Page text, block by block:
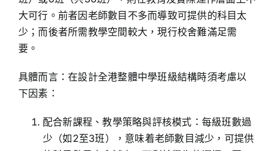
大可行。前者因老師數目不多而導致可提供的科目太
少；而後者所需教學空間較大，現行校舍難滿足需
要。
具體而言：在設計全港整體中學班級結構時須考慮以
下因素：
配合新課程、教學策略與評核模式：每級班數過
少（如2至3班），意味着老師數目減少，可提供